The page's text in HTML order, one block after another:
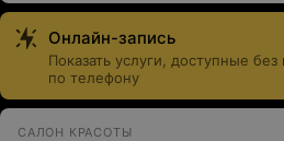
Онлайн-запись
Показать услуги, доступные
по телефону
САЛОН КРАСОТЫ